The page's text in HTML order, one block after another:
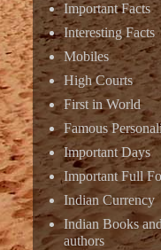
Important Facts
Interesting Facts
Mobiles
High Courts
First in World
Famous
Important Days
Important Full
Indian Currency
Indian Books
authors